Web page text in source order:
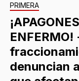
PRIMERA
denuncian